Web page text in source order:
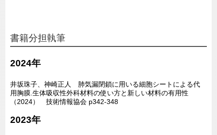
書籍分担執筆
2024年
井坂珠子、神崎正人 肺気漏閉鎖に用いる細胞シートによる代
用胸膜.生体吸収性外科材料の使い方と新しい材料の有用性
（2024） 技術情報協会 p342-348
2023年